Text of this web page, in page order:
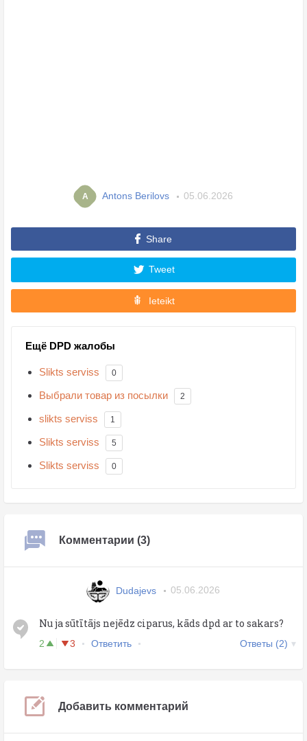
A Antons Berilovs 05.06.2026
Share
Tweet
Ieteikt
Ещё DPD жалобы
Slikts serviss 0
Выбрали товар из посылки 2
slikts serviss 1
Slikts serviss 5
Slikts serviss 0
Комментарии (3)
Dudajevs 05.06.2026
Nu ja sūtītājs nejēdz ciparus, kāds dpd ar to sakars?
2 3 Ответить Ответы (2)
Добавить комментарий